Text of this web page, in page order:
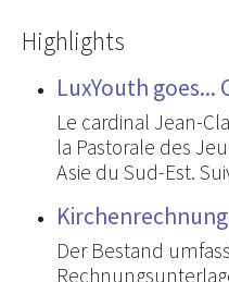
Highlights
LuxYouth goes...
Le cardinal Jean-
la Pastorale des
Asie du Sud-Est.
Der Bestand